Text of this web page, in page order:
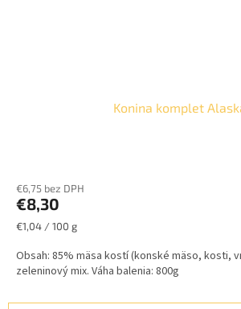
Konina komplet
€6,75 bez DPH
€8,30
Jednotková
€1,04 / 100 g
Obsah: 85% mäsa kostí (konské mäso, kosti,
zeleninový mix. Váha balenia: 800g